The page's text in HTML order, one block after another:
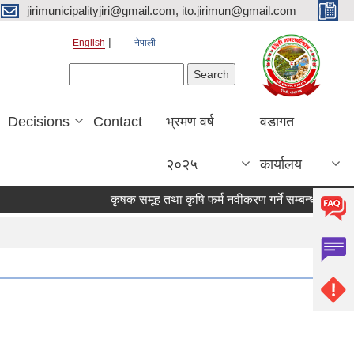
jirimunicipalityjiri@gmail.com, ito.jirimun@gmail.com
English नेपाली
Decisions Contact भ्रमण वर्ष
२०२५
वडागत
कार्यालय
कृषक समूह तथा कृषि फर्म नवीकरण गर्ने सम्बन्धी सूचना !!!!